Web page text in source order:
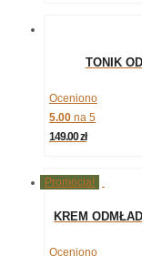
TONIK
Oceniono
5.00 na 5
149.00zł
Promocja!
KREM
Oceniono